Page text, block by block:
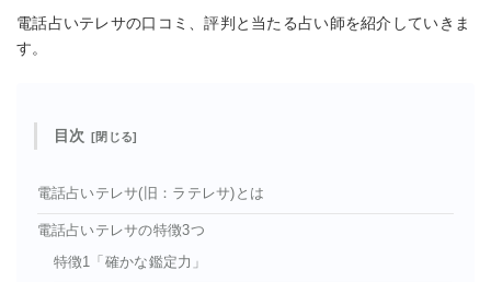
電話占いテレサの口コミ、評判と当たる占い師を紹介していきま
す。
目次
電話占いテレサ(旧：ラテレサ)とは
電話占いテレサの特徴3つ
特徴1「確かな鑑定力」